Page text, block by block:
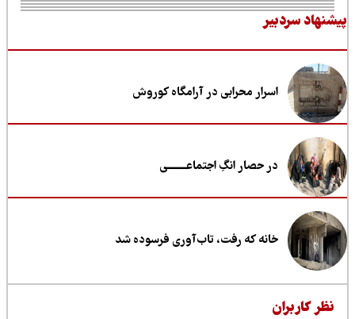
سردبیر
اسرار محرابی در آرامگاه کوروش
در حصار انگِ اجتماعــــــــی
خانه که رفت، تاب‌آوری فرسوده شد
کاربران